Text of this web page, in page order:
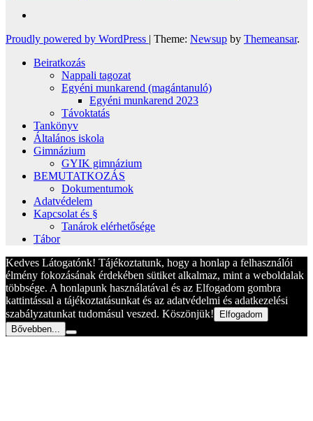
Proudly powered by WordPress | Theme: Newsup by Themeansar.
Beiratkozás
Nappali tagozat
Egyéni munkarend (magántanuló)
Egyéni munkarend 2023
Távoktatás
Tankönyv
Általános iskola
Gimnázium
GYIK gimnázium
BEMUTATKOZÁS
Dokumentumok
Adatvédelem
Kapcsolat és §
Tanárok elérhetősége
Tábor
Kedves Látogatónk! Tájékoztatunk, hogy a honlap a felhasználói
élmény fokozásának érdekében sütiket alkalmaz, mint a weboldalak
többsége. A honlapunk használatával és az Elfogadom gombra
kattintással a tájékoztatásunkat és az adatvédelmi és adatkezelési
szabályzatunkat tudomásul veszed. Köszönjük!
Elfogadom
Bővebben...